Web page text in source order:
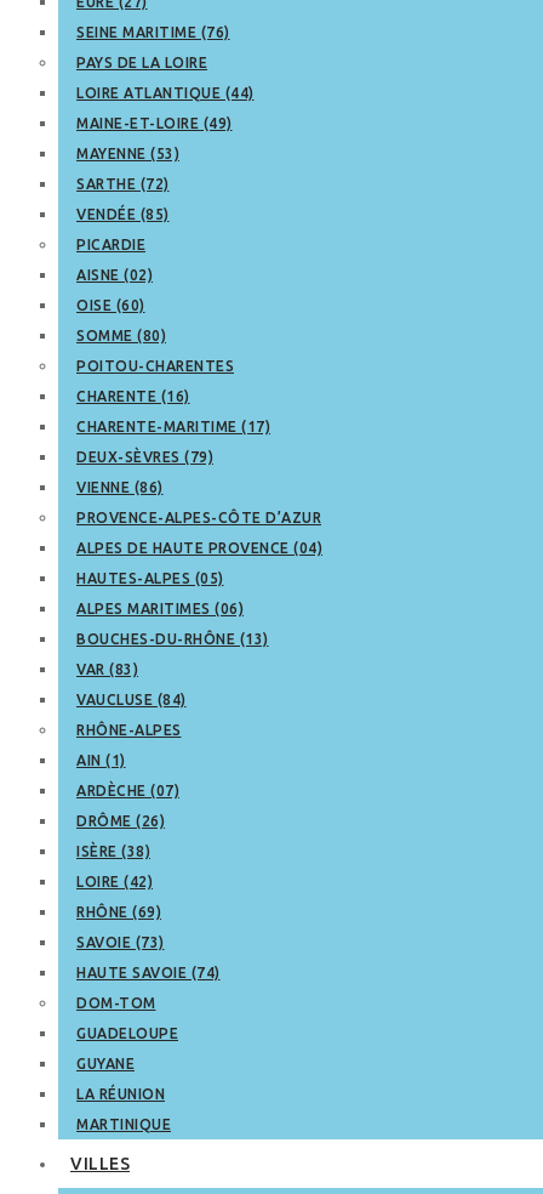
SEINE MARITIME (76)
PAYS DE LA LOIRE
LOIRE ATLANTIQUE (44)
MAINE-ET-LOIRE (49)
MAYENNE (53)
SARTHE (72)
VENDÉE (85)
PICARDIE
AISNE (02)
OISE (60)
SOMME (80)
POITOU-CHARENTES
CHARENTE (16)
CHARENTE-MARITIME (17)
DEUX-SÈVRES (79)
VIENNE (86)
PROVENCE-ALPES-CÔTE D’AZUR
ALPES DE HAUTE PROVENCE (04)
HAUTES-ALPES (05)
ALPES MARITIMES (06)
BOUCHES-DU-RHÔNE (13)
VAR (83)
VAUCLUSE (84)
RHÔNE-ALPES
AIN (1)
ARDÈCHE (07)
DRÔME (26)
ISÈRE (38)
LOIRE (42)
RHÔNE (69)
SAVOIE (73)
HAUTE SAVOIE (74)
DOM-TOM
GUADELOUPE
GUYANE
LA RÉUNION
MARTINIQUE
VILLES